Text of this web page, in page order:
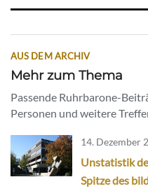
AUS DEM ARCHIV
Mehr zum Thema
Passende Ruhrbarone-
Personen und weitere
14. Dezember
Unstatistik
Spitze des